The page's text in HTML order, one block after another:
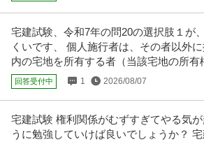
経営者・CEO・COO等 ／ 「COO候補」富
／アンティークコイン市場を拡大する事業
株式会社ユニバーサルコインズ
正社員 職場内禁煙 土日休み
年収800万円〜1,500万円
宅建試験、令和7年の問20の選択肢１が
くいです、 個人施行者は、その者以外
内の宅地を所有する者（当該宅地の所有
回答受付中 1 2026/08/07
宅建試験 権利関係がむずすぎてやる気
うに勉強していけば良いでしょうか？